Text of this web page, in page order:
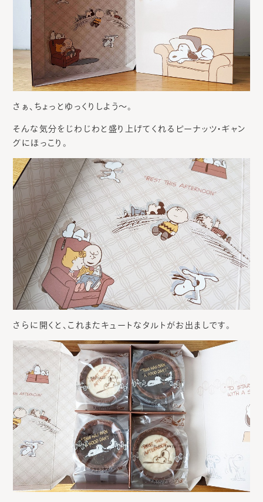
さぁ、ちょっとゆっくりしよう～。
そんな気分をじわじわと盛り上げてくれるピーナッツ・ギャン
グにほっこり。
さらに開くと、これまたキュートなタルトがお出ましです。